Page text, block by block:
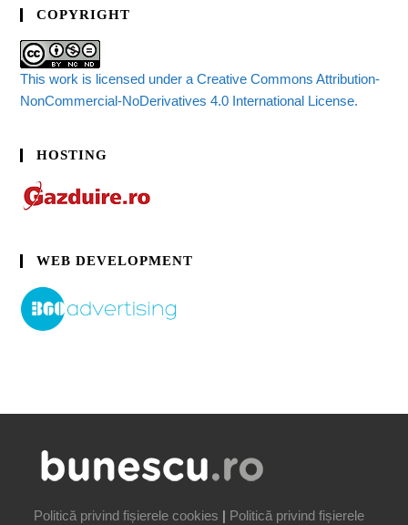
COPYRIGHT
This work is licensed under a Creative Commons Attribution-
NonCommercial-NoDerivatives 4.0 International License.
HOSTING
WEB DEVELOPMENT
Politică privind fișierele cookies | Politică privind fișierele